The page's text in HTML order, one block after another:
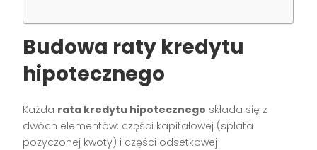
Budowa raty kredytu
hipotecznego
Każda rata kredytu hipotecznego składa się z
dwóch elementów: części kapitałowej (spłata
pożyczonej kwoty) i części odsetkowej